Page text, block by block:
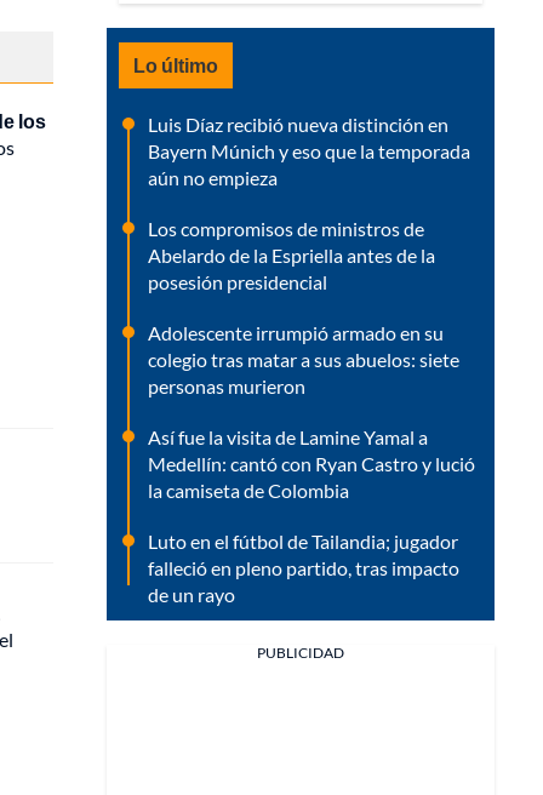
los
Lo último
Luis Díaz recibió nueva distinción en
Bayern Múnich y eso que la temporada
aún no empieza
Los compromisos de ministros de
Abelardo de la Espriella antes de la
posesión presidencial
Adolescente irrumpió armado en su
colegio tras matar a sus abuelos: siete
personas murieron
Así fue la visita de Lamine Yamal a
Medellín: cantó con Ryan Castro y lució
la camiseta de Colombia
Luto en el fútbol de Tailandia; jugador
falleció en pleno partido, tras impacto
de un rayo
PUBLICIDAD